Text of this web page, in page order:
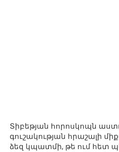
Տիբեթյան հորոսկոպն
գուշակության հրաշալի
ձեզ կպատմի, թե ում հետ